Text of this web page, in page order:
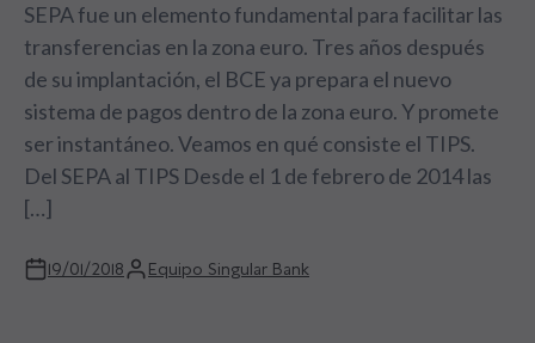
SEPA fue un elemento fundamental para facilitar las
transferencias en la zona euro. Tres años después
de su implantación, el BCE ya prepara el nuevo
sistema de pagos dentro de la zona euro. Y promete
ser instantáneo. Veamos en qué consiste el TIPS.
Del SEPA al TIPS Desde el 1 de febrero de 2014 las
[…]
19/01/2018 Equipo Singular Bank